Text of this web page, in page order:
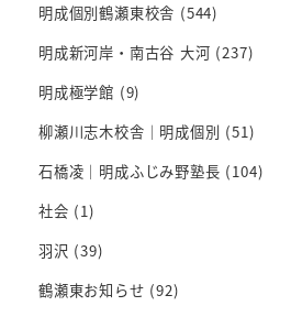
明成個別鶴瀬東校舎 (544)
明成新河岸・南古谷 大河 (237)
明成極学館 (9)
柳瀬川志木校舎｜明成個別 (51)
石橋凌｜明成ふじみ野塾長 (104)
社会 (1)
羽沢 (39)
鶴瀬東お知らせ (92)